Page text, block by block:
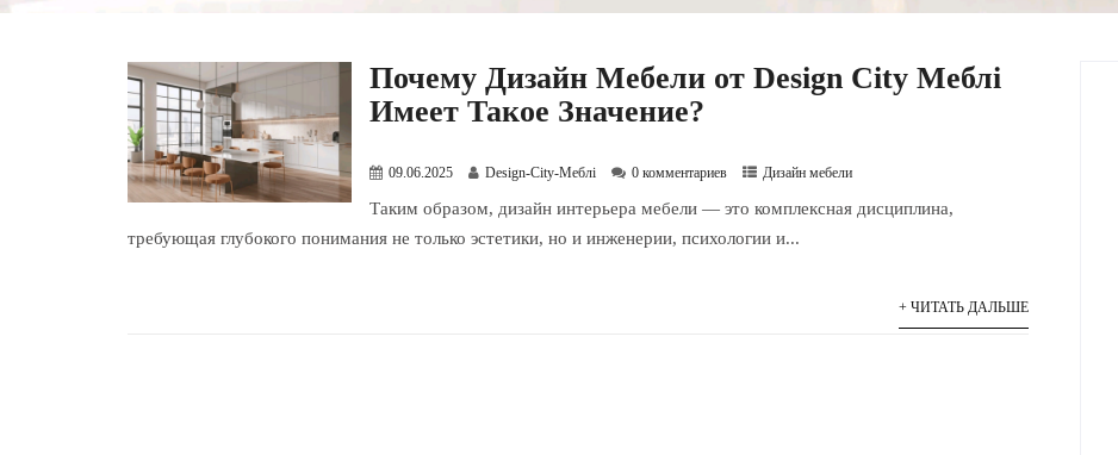
Почему Дизайн Мебели от Design City Меблі
Имеет Такое Значение?
09.06.2025 Design-City-Меблі 0 комментариев Дизайн мебели
Таким образом, дизайн интерьера мебели — это комплексная дисциплина,
требующая глубокого понимания не только эстетики, но и инженерии, психологии и...
+ ЧИТАТЬ ДАЛЬШЕ